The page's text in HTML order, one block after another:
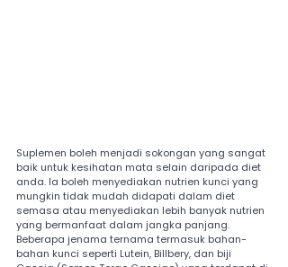
Suplemen boleh menjadi sokongan yang sangat
baik untuk kesihatan mata selain daripada diet
anda. Ia boleh menyediakan nutrien kunci yang
mungkin tidak mudah didapati dalam diet
semasa atau menyediakan lebih banyak nutrien
yang bermanfaat dalam jangka panjang.
Beberapa jenama ternama termasuk bahan-
bahan kunci seperti Lutein, Billbery, dan biji